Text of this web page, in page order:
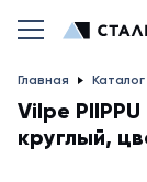
Главная Каталог
Vilpe
круглый,